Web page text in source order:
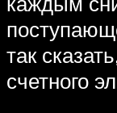
так
счетного